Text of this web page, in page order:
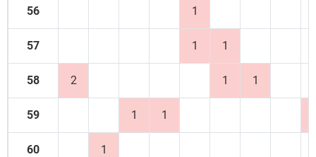
56 1
57 1 1
58 2 1 1
59 1 1
60 1